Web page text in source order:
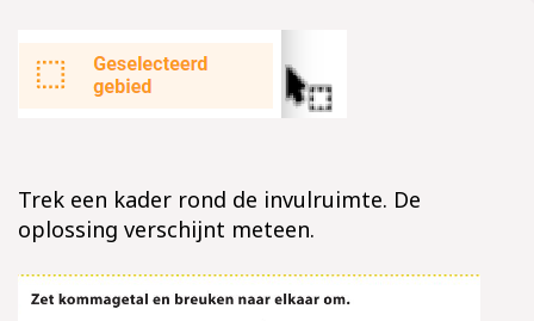
Trek een kader rond de invulruimte. De
oplossing verschijnt meteen.